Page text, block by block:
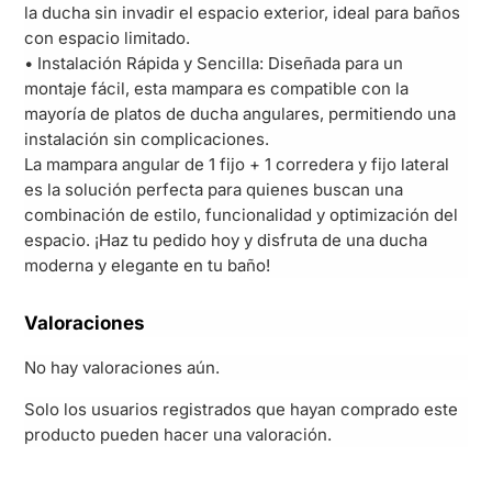
la ducha sin invadir el espacio exterior, ideal para baños
con espacio limitado.
• Instalación Rápida y Sencilla: Diseñada para un
montaje fácil, esta mampara es compatible con la
mayoría de platos de ducha angulares, permitiendo una
instalación sin complicaciones.
La mampara angular de 1 fijo + 1 corredera y fijo lateral
es la solución perfecta para quienes buscan una
combinación de estilo, funcionalidad y optimización del
espacio. ¡Haz tu pedido hoy y disfruta de una ducha
moderna y elegante en tu baño!
Valoraciones
No hay valoraciones aún.
Solo los usuarios registrados que hayan comprado este
producto pueden hacer una valoración.